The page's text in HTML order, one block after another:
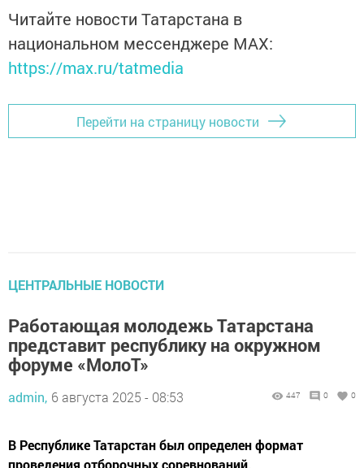
Читайте новости Татарстана в
национальном мессенджере MАХ:
https://max.ru/tatmedia
Перейти на страницу новости
ЦЕНТРАЛЬНЫЕ НОВОСТИ
Работающая молодежь Татарстана
представит республику на окружном
форуме «МолоТ»
admin, 6 августа 2025 - 08:53 447 0 0
В Республике Татарстан был определен формат
проведения отборочных соревнований.